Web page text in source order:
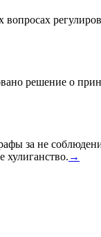
решение о
за не
хулиганство. →